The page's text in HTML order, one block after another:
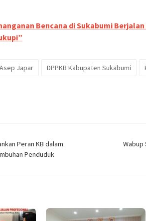
Bencana di Sukabumi
Japar DPPKB Kabupaten Sukabumi
Peran KB dalam
Penduduk
Wabup